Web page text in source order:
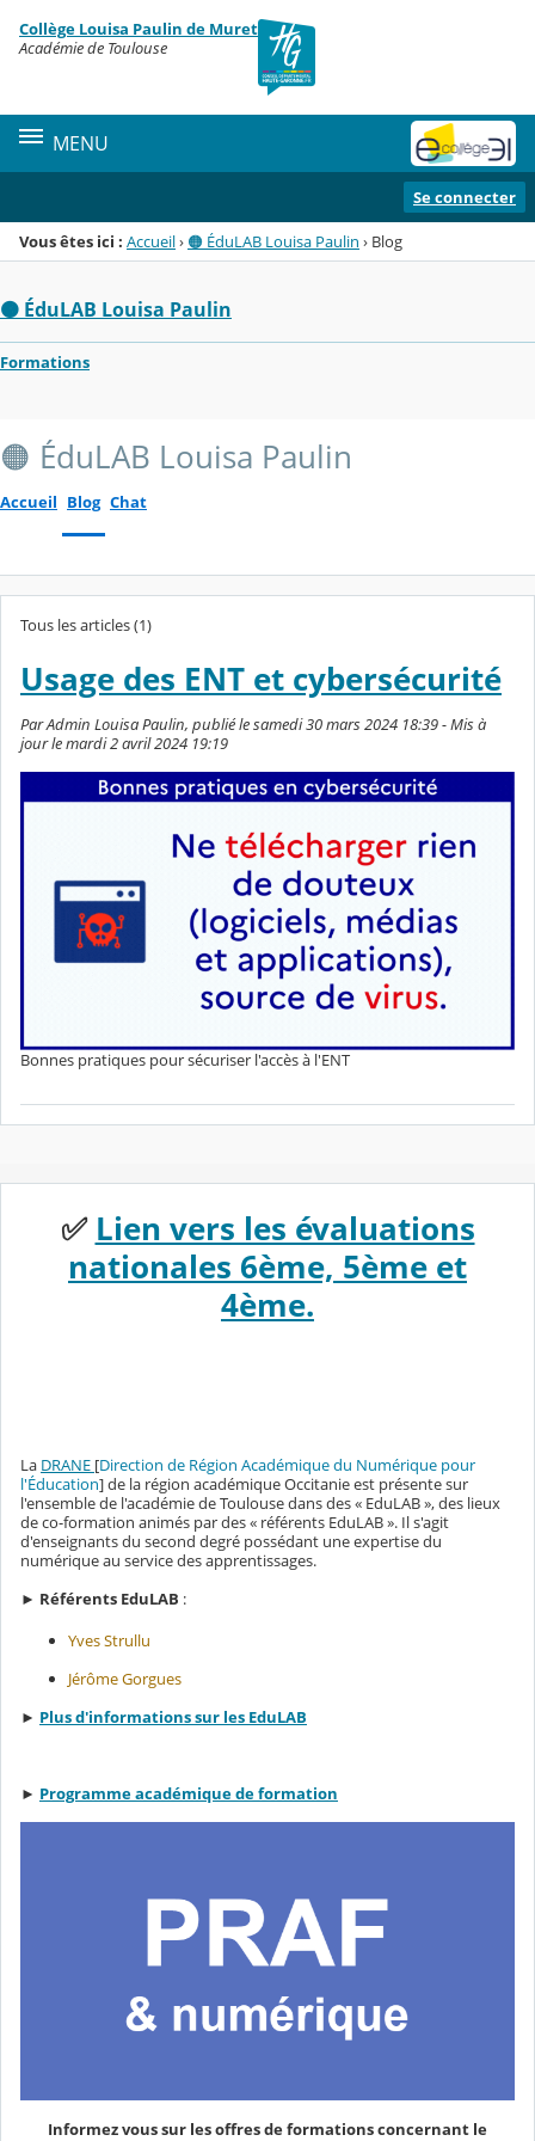
Menu de la rubrique
Contenu
Collège Louisa Paulin de Muret
Académie de Toulouse
MENU
Se connecter
Vous êtes ici : Accueil› 🟠 ÉduLAB Louisa Paulin › Blog
🟠 ÉduLAB Louisa Paulin
Formations
🟠 ÉduLAB Louisa Paulin
Accueil Blog Chat
Tous les articles (1)
Usage des ENT et cybersécurité
Par Admin Louisa Paulin, publié le samedi 30 mars 2024 18:39 - Mis à
jour le mardi 2 avril 2024 19:19
Bonnes pratiques pour sécuriser l'accès à l'ENT
✅ Lien vers les évaluations
nationales 6ème, 5ème et
4ème.
La DRANE [Direction de Région Académique du Numérique pour
l'Éducation] de la région académique Occitanie est présente sur
l'ensemble de l'académie de Toulouse dans des « EduLAB », des lieux
de co-formation animés par des « référents EduLAB ». Il s'agit
d'enseignants du second degré possédant une expertise du
numérique au service des apprentissages.
► Référents EduLAB :
Yves Strullu
Jérôme Gorgues
► Plus d'informations sur les EduLAB
► Programme académique de formation
Informez vous sur les offres de formations concernant le